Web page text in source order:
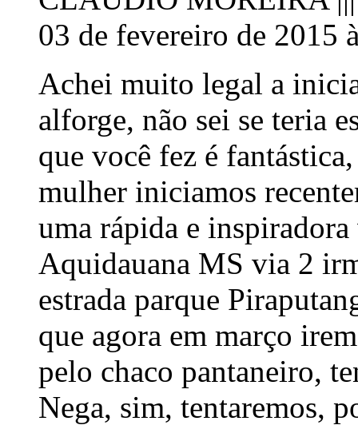
03 de fevereiro de 2015
Achei muito legal a
alforge, não sei se teria
que você fez é
mulher iniciamos
uma rápida e
Aquidauana MS via 2
estrada parque
que agora em março
pelo chaco pantaneiro,
Nega, sim, tentaremos,